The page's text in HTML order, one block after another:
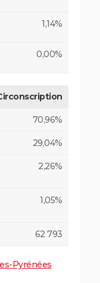
1,14%
0,00%
70,96%
29,04%
2,26%
1,05%
62 793
Pyrénées